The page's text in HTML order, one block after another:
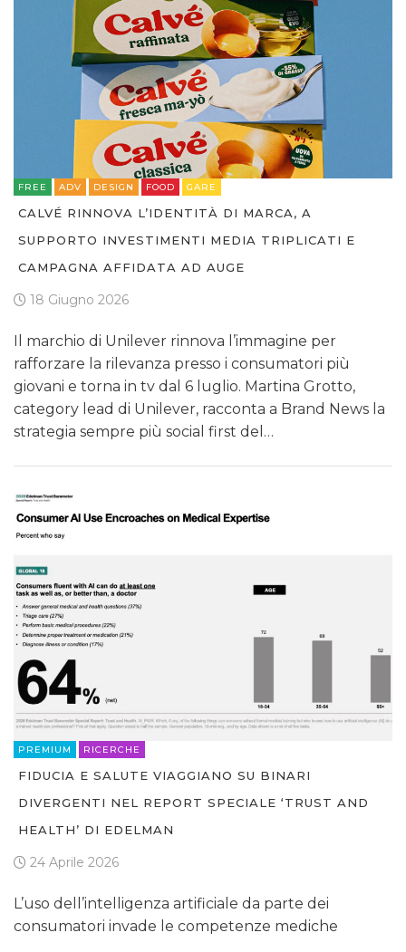
FREE ADV DESIGN FOOD GARE
CALVÉ RINNOVA L’IDENTITÀ DI MARCA, A
SUPPORTO INVESTIMENTI MEDIA TRIPLICATI E
CAMPAGNA AFFIDATA AD AUGE
18 Giugno 2026
Il marchio di Unilever rinnova l’immagine per
rafforzare la rilevanza presso i consumatori più
giovani e torna in tv dal 6 luglio. Martina Grotto,
category lead di Unilever, racconta a Brand News la
strategia sempre più social first del…
PREMIUM RICERCHE
FIDUCIA E SALUTE VIAGGIANO SU BINARI
DIVERGENTI NEL REPORT SPECIALE ‘TRUST AND
HEALTH’ DI EDELMAN
24 Aprile 2026
L’uso dell’intelligenza artificiale da parte dei
consumatori invade le competenze mediche